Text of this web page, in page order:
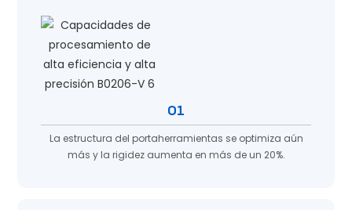
01
La estructura del portaherramientas se optimiza aún
más y la rigidez aumenta en más de un 20%.